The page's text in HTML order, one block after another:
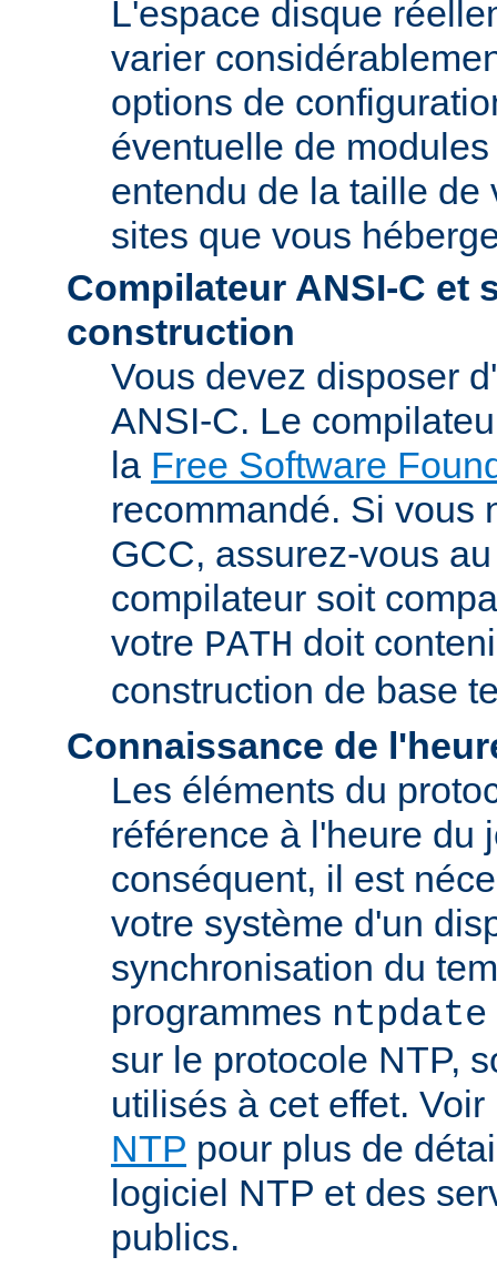
L'espace disque
varier
options de
éventuelle de
entendu de la taille de
sites que vous
Compilateur ANSI-C et
construction
Vous devez disposer
ANSI-C. Le
la Free Software
recommandé. Si vous
GCC, assurez-vous
compilateur soit
votre PATH doit
construction de base
Connaissance de
Les éléments du
référence à l'heure du
conséquent, il est
votre système d'un
synchronisation du
programmes ntpdate
sur le protocole NTP,
utilisés à cet effet.
NTP pour plus de
logiciel NTP et des
publics.